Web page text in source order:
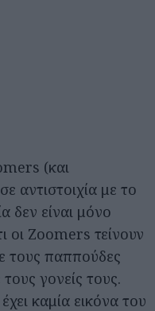
(και
αντιστοιχία με το
δεν είναι μόνο
οι Zoomers τείνουν
τους παππούδες
γονείς τους.
καμία εικόνα του